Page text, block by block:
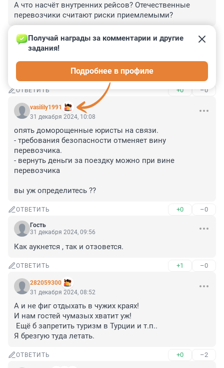
А что насчёт внутренних рейсов? Отечественные
перевозчики считают риски приемлемыми?
ОТВЕТИТЬ –0
Гость
А что случилось ?
ОТВЕТИТЬ +0 –0
vasilily1991
Получай награды за комментарии и другие
задания!
Подробнее в профиле
31 декабря 2024, 10:08
опять доморощенные юристы на связи.
- требования безопасности отменяет вину
перевозчика.
- вернуть деньги за поездку можно при вине
перевозчика
вы уж определитесь ??
ОТВЕТИТЬ +0 –0
Гость
31 декабря 2024, 09:56
Как аукнется , так и отзовется.
ОТВЕТИТЬ +1 –0
282059300
31 декабря 2024, 08:52
А и не фиг отдыхать в чужих краях!
И нам гостей чумазых хватит уж!
Ещё б запретить туризм в Турции и т.п..
Я брезгую туда летать.
ОТВЕТИТЬ +0 –2